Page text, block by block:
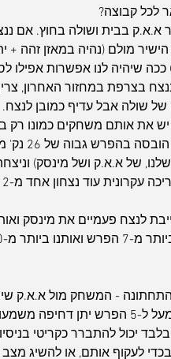
לכל קבוצה?
של שולה אבל עדיף כמובן לנצח.
יש את אותם משחקים כמונו רק
של א.א.ק ושל מינסק) וניצחה
לנצח פעמיים את מינסק
ככה שלה המשימה הקשה ביותר מן הסתם.
- המשחק מול א.א.ק שיתקיים ב-5.1.21
נצחון במעל ל-5 הפרש יתן
לעקוף אותם, או להשיג